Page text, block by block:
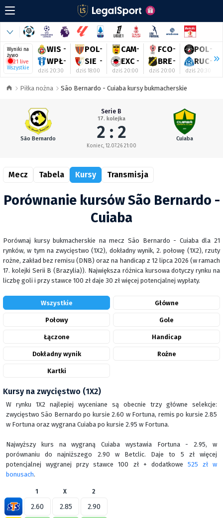
Wyniki na
żywo
21 live
Wszystkie
WIS -
WPŁ-
dziś 20:30
POL-
SIE -
dziś 18:00
CAM-
EXC -
dziś 20:00
FCO-
BRE-
dziś 20:00
POL-
RUC-
dziś 20:30
Piłka nożna São Bernardo - Cuiaba kursy bukmacherskie
São Bernardo
Serie B
17. kolejka
2 : 2
Koniec, 12.07.26 21:00
Cuiaba
Mecz Tabela Kursy Transmisja
Porównanie kursów São Bernardo -
Cuiaba
Porównaj kursy bukmacherskie na mecz São Bernardo - Cuiaba dla 21
rynków, w tym na zwycięstwo (1X2), dokładny wynik, 2. połowę (1X2), rzuty
rożne, zakład bez remisu (DNB) oraz na handicap z 12 lipca 2026 (w ramach
17. kolejki Serii B (Brazylia)). Największa różnica kursowa dotyczy rynku na
liczbę goli i przy stawce 100 zł daje 30 zł więcej potencjalnej wypłaty.
Wszystkie Główne
Połowy Gole
Łączone Handicap
Dokładny wynik Rożne
Kartki
Kursy na zwycięstwo (1X2)
W rynku 1X2 najlepiej wyceniane są obecnie trzy główne selekcje:
zwycięstwo São Bernardo po kursie 2.60 w Fortuna, remis po kursie 2.85
w Fortuna oraz wygrana Cuiaba po kursie 2.95 w Fortuna.
Najwyższy kurs na wygraną Cuiaba wystawia Fortuna - 2.95, w
porównaniu do najniższego 2.90 w Betclic. Daje to 5 zł więcej
potencjalnej wygranej przy stawce 100 zł + dodatkowe 525 zł w
bonusach.
1 X 2
2.60 2.85 2.90